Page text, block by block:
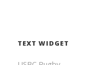
TEXT WIDGET